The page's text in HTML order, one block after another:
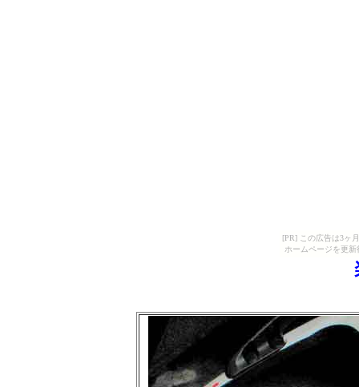
[PR] この広告は3ヶ
ホームページを更